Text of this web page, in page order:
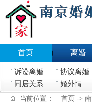
首页 离婚
诉讼离婚 协议离婚
同居关系
婚外情
当前位置： 首页 ->